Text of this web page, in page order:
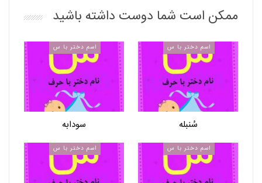
ممکن است شما دوست داشته باشید
اسم دختر با س
سُنبله
اسم دختر با س
سودابه
اسم دختر با س اسم دختر با س